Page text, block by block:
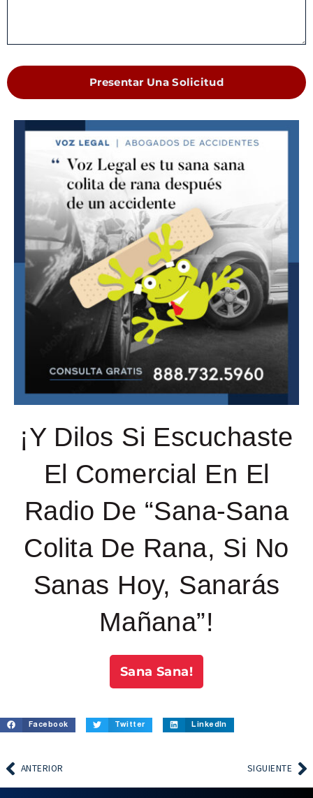
Presentar Una Solicitud
¡Y Dilos Si Escuchaste
El Comercial En El
Radio De “Sana-Sana
Colita De Rana, Si No
Sanas Hoy, Sanarás
Mañana”!
Sana Sana!
Facebook Twitter LinkedIn
ANTERIOR SIGUIENTE